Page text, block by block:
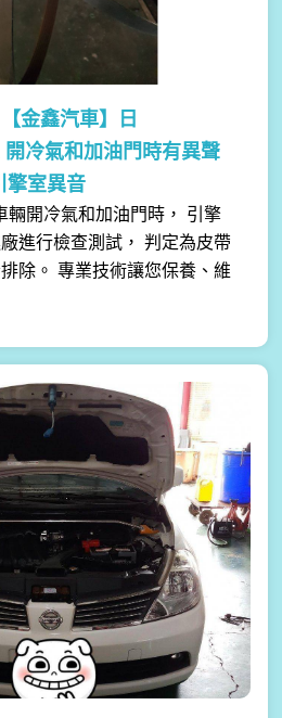
【金鑫汽車】日
冷氣和加油門時有異聲
擎室異音
輛開冷氣和加油門時， 引擎
進行檢查測試， 判定為皮帶
除。 專業技術讓您保養、維